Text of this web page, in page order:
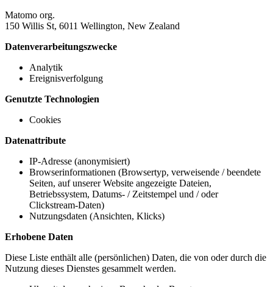
Matomo org.
150 Willis St, 6011 Wellington, New Zealand
Datenverarbeitungszwecke
Analytik
Ereignisverfolgung
Genutzte Technologien
Cookies
Datenattribute
IP-Adresse (anonymisiert)
Browserinformationen (Browsertyp, verweisende / beendete
Seiten, auf unserer Website angezeigte Dateien,
Betriebssystem, Datums- / Zeitstempel und / oder
Clickstream-Daten)
Nutzungsdaten (Ansichten, Klicks)
Erhobene Daten
Diese Liste enthält alle (persönlichen) Daten, die von oder durch die
Nutzung dieses Dienstes gesammelt werden.